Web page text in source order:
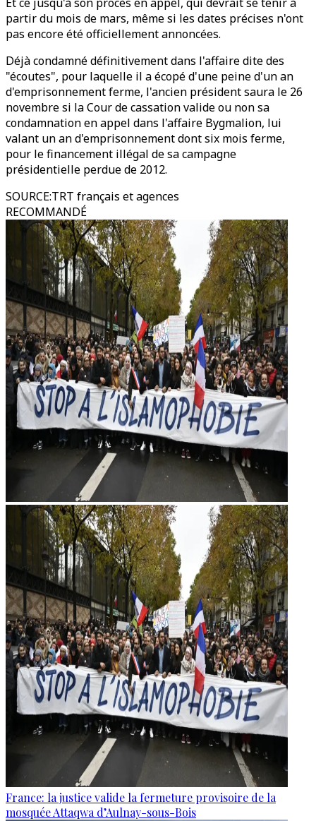
partir du mois de mars, même si les dates précises n'ont
pas encore été officiellement annoncées.
Déjà condamné définitivement dans l'affaire dite des
"écoutes", pour laquelle il a écopé d'une peine d'un an
d'emprisonnement ferme, l'ancien président saura le 26
novembre si la Cour de cassation valide ou non sa
condamnation en appel dans l'affaire Bygmalion, lui
valant un an d'emprisonnement dont six mois ferme,
pour le financement illégal de sa campagne
présidentielle perdue de 2012.
SOURCE:TRT français et agences
RECOMMANDÉ
France: la justice valide la fermeture provisoire de la
mosquée Attaqwa d’Aulnay-sous-Bois